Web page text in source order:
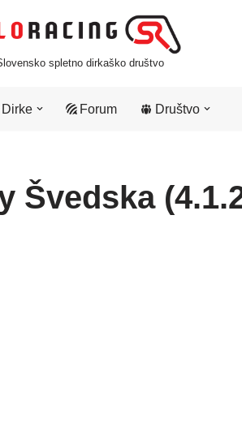
spletno dirkaško društvo
Dirke Forum Društvo
Švedska